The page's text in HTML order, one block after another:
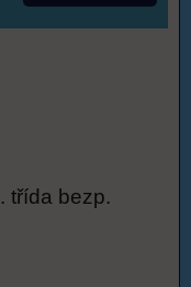
třída bezp.